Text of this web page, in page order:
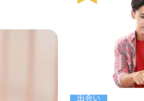
出会い